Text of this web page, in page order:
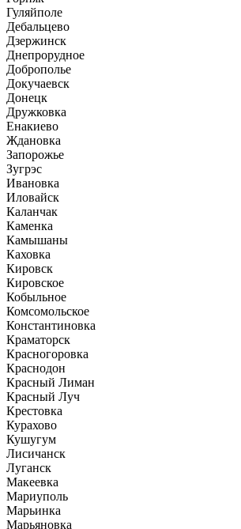
Гуляйполе
Дебальцево
Дзержинск
Днепрорудное
Доброполье
Докучаевск
Донецк
Дружковка
Енакиево
Ждановка
Запорожье
Зугрэс
Ивановка
Иловайск
Каланчак
Каменка
Камышаны
Каховка
Кировск
Кировское
Кобыльное
Комсомольское
Константиновка
Краматорск
Красногоровка
Краснодон
Красный Лиман
Красный Луч
Крестовка
Курахово
Кушугум
Лисичанск
Луганск
Макеевка
Мариуполь
Марьинка
Марьяновка